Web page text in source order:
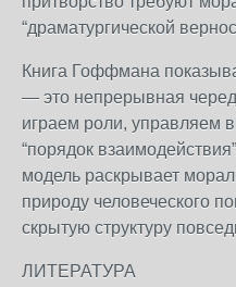
“драматургической
Книга Гоффмана
— это непрерывная
играем роли, управляем
“порядок
модель раскрывает
природу человеческого
скрытую структуру
ЛИТЕРАТУРА